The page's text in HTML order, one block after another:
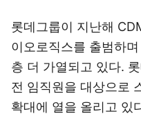
롯데그룹이 지난해
이오로직스를 출범하
층 더 가열되고 있다.
전 임직원을 대상으로
확대에 열을 올리고 있